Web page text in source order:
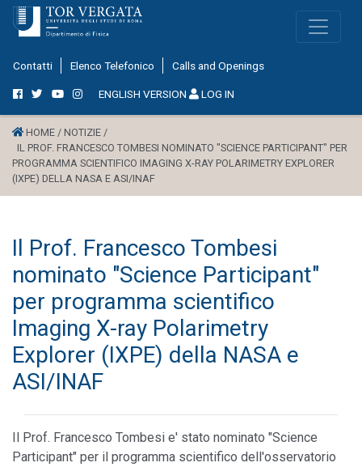
Contatti Elenco Telefonico Calls and Openings
ENGLISH VERSION LOG IN
HOME / NOTIZIE /
IL PROF. FRANCESCO TOMBESI NOMINATO "SCIENCE PARTICIPANT" PER
PROGRAMMA SCIENTIFICO IMAGING X-RAY POLARIMETRY EXPLORER
(IXPE) DELLA NASA E ASI/INAF
Il Prof. Francesco Tombesi
nominato "Science Participant"
per programma scientifico
Imaging X-ray Polarimetry
Explorer (IXPE) della NASA e
ASI/INAF
Il Prof. Francesco Tombesi e' stato nominato "Science
Participant" per il programma scientifico dell'osservatorio